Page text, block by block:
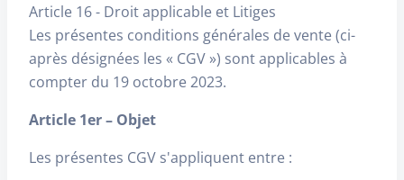
Article 16 - Droit applicable et Litiges
Les présentes conditions générales de vente (ci-
après désignées les « CGV ») sont applicables à
compter du 19 octobre 2023.
Article 1er – Objet
Les présentes CGV s'appliquent entre :